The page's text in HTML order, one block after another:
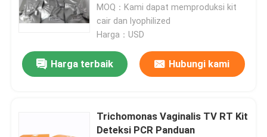
MOQ：Kami dapat memproduksi kit
cair dan lyophilized
Harga：USD
Harga terbaik Hubungi kami
Trichomonas Vaginalis TV RT Kit
Deteksi PCR Panduan